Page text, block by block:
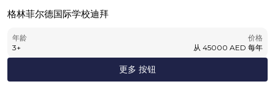
格林菲尔德国际学校迪拜
年龄
3+
价格
从 45000 AED 每年
更多 按钮